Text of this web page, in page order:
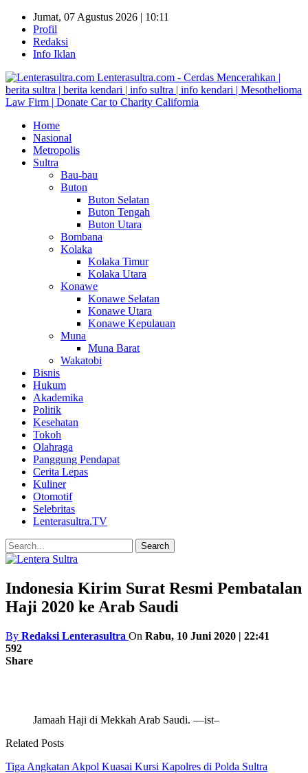
Jumat, 07 Agustus 2026 | 10:11
Profil
Redaksi
Info Iklan
Lenterasultra.com - Cerdas Mencerahkan |
berita sultra | berita kendari | info sultra | info kendari | Mesothelioma
Law Firm | Donate Car to Charity California
Home
Nasional
Metropolis
Sultra
Bau-bau
Buton
Buton Selatan
Buton Tengah
Buton Utara
Bombana
Kolaka
Kolaka Timur
Kolaka Utara
Konawe
Konawe Selatan
Konawe Utara
Konawe Kepulauan
Muna
Muna Barat
Wakatobi
Bisnis
Hukum
Akademika
Politik
Kesehatan
Tokoh
Olahraga
Panggung Pendapat
Cerita Lepas
Kuliner
Otomotif
Selebritas
Lenterasultra.TV
Indonesia Kirim Surat Resmi Pembatalan
Haji 2020 ke Arab Saudi
By Redaksi Lenterasultra On Rabu, 10 Juni 2020 | 22:41
592
Share
Jamaah Haji di Mekkah Arab Saudi. —ist–
Related Posts
Tiga Angkatan Akpol Kuasai Kursi Kapolres di Polda Sultra